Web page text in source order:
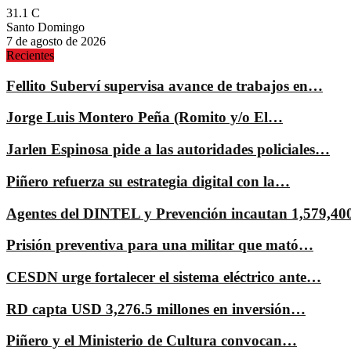
31.1 C
Santo Domingo
7 de agosto de 2026
Recientes
Fellito Suberví supervisa avance de trabajos en…
Jorge Luis Montero Peña (Romito y/o El…
Jarlen Espinosa pide a las autoridades policiales…
Piñero refuerza su estrategia digital con la…
Agentes del DINTEL y Prevención incautan
Prisión preventiva para una militar que mató…
CESDN urge fortalecer el sistema eléctrico ante…
RD capta USD 3,276.5 millones en inversión…
Piñero y el Ministerio de Cultura convocan…